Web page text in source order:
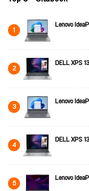
1 Lenovo
2 DELL XPS
3 Lenovo
4 DELL XPS
5 Lenovo